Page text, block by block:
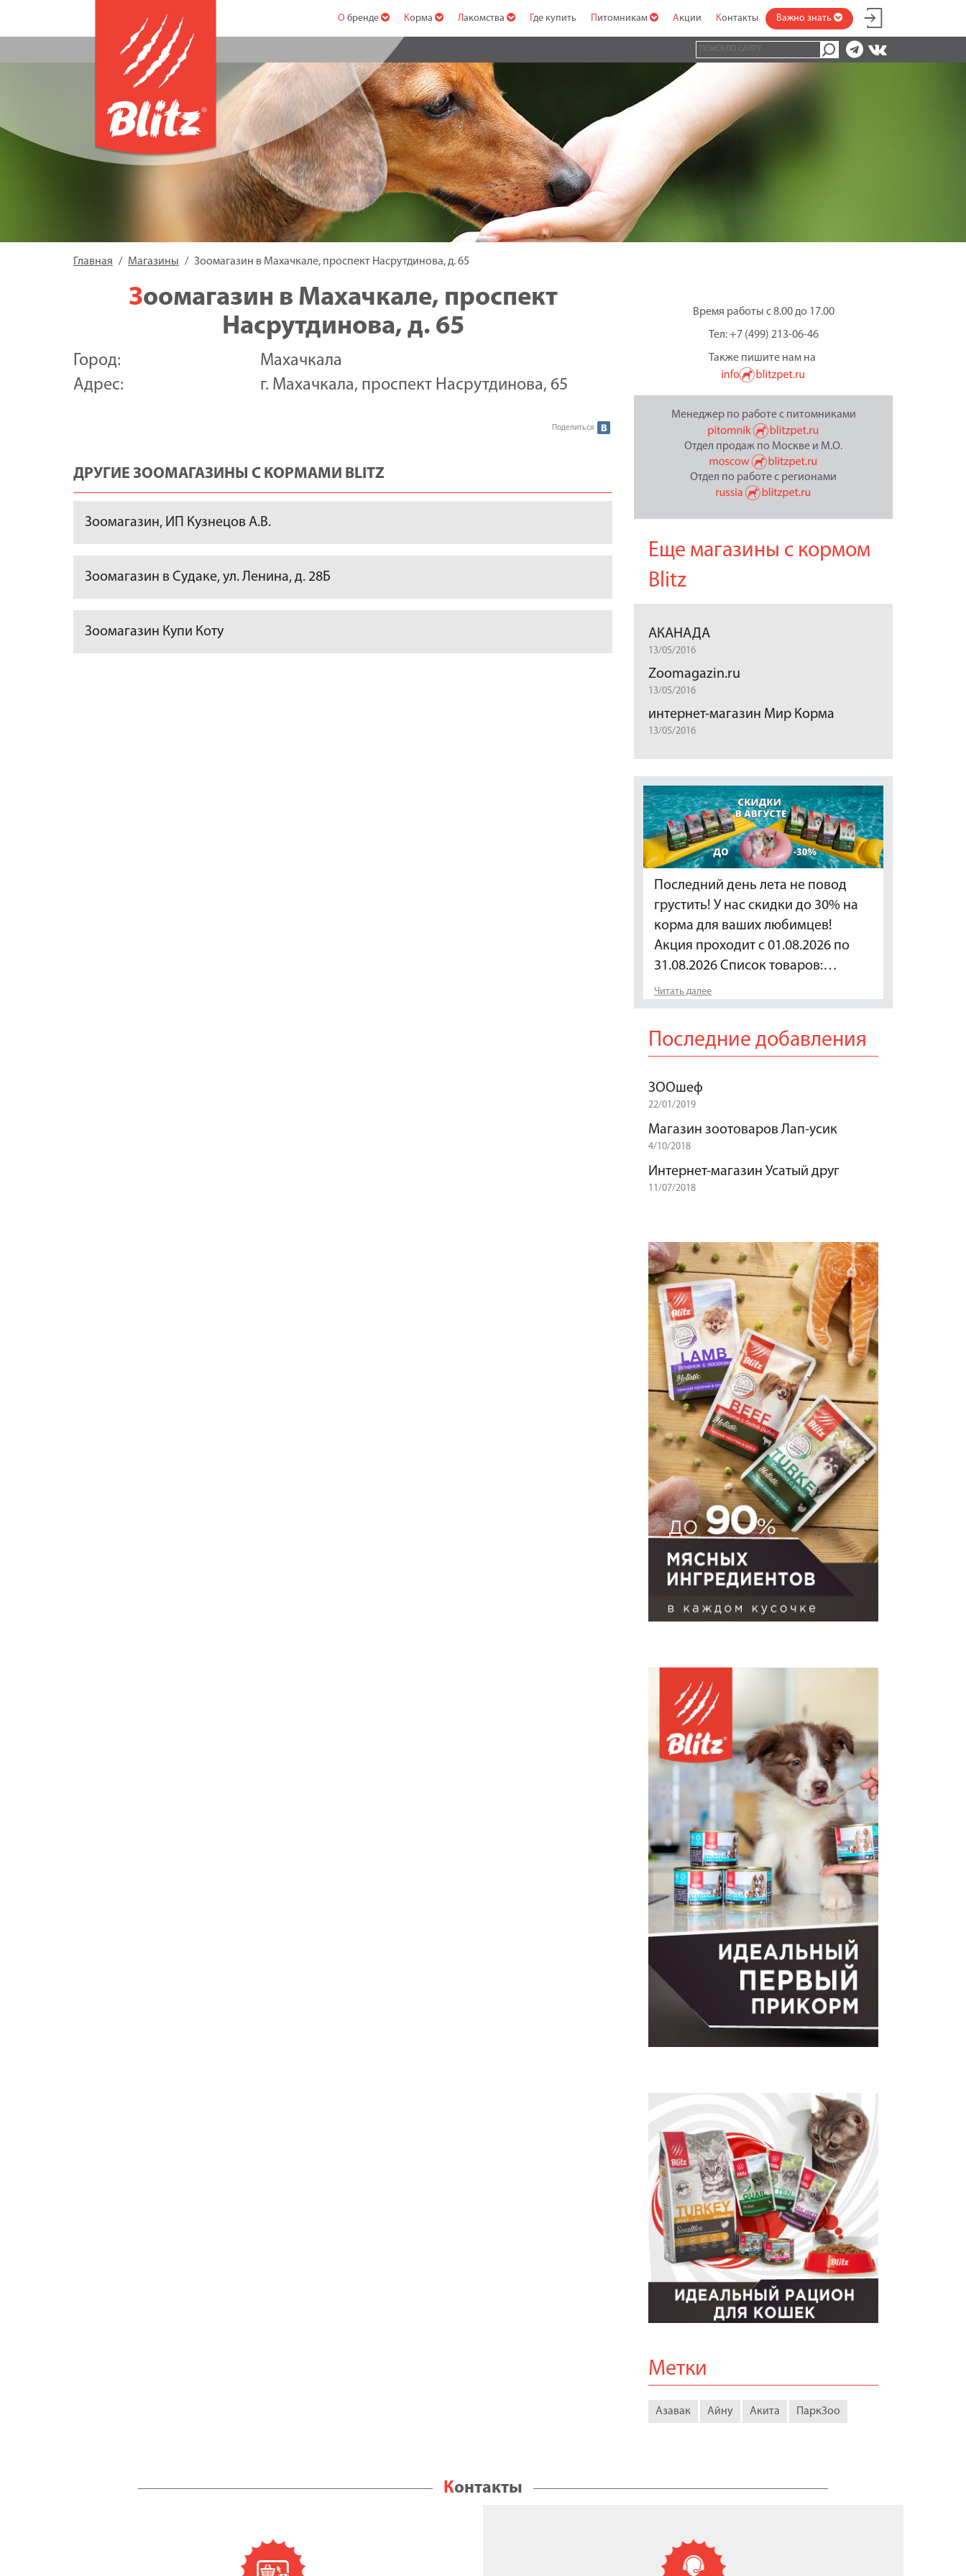
О бренде Корма Лакомства Где купить Питомникам Акции Контакты Важно знать
Главная Магазины Зоомагазин в Махачкале, проспект Насрутдинова, д. 65
Зоомагазин в Махачкале, проспект
Насрутдинова, д. 65
Город:
Махачкала
Адрес:
г. Махачкала, проспект Насрутдинова, 65
Поделиться
ДРУГИЕ ЗООМАГАЗИНЫ С КОРМАМИ BLITZ
Зоомагазин, ИП Кузнецов А.В.
Зоомагазин в Судаке, ул. Ленина, д. 28Б
Зоомагазин Купи Коту
Время работы с 8.00 до 17.00
Тел: +7 (499) 213-06-46
Также пишите нам на
Менеджер по работе с питомниками
Отдел продаж по Москве и М.О.
Отдел по работе с регионами
Еще магазины с кормом
Blitz
АКАНАДА
13/05/2016
Zoomagazin.ru
13/05/2016
интернет-магазин Мир Корма
13/05/2016
Последний день лета не повод
грустить! У нас скидки до 30% на
корма для ваших любимцев!
Акция проходит с 01.08.2026 по
31.08.2026 Список товаров:…
Читать далее
Последние добавления
ЗООшеф
22/01/2019
Магазин зоотоваров Лап-усик
4/10/2018
Интернет-магазин Усатый друг
11/07/2018
Метки
Азавак Айну Акита ПаркЗоо
Контакты